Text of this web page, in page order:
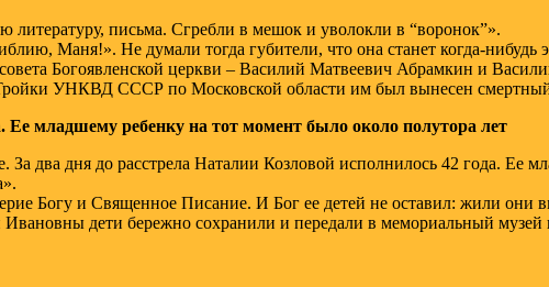
письма. Сгребли в мешок и уволокли в “воронок”».
Маня!». Не думали тогда губители, что она станет когда-нибудь
Богоявленской церкви – Василий Матвеевич Абрамкин и
УНКВД СССР по Московской области им был вынесен
Ее младшему ребенку на тот момент было около полутора лет
За два дня до расстрела Наталии Козловой исполнилось 42 года. Ее
Богу и Священное Писание. И Бог ее детей не оставил: жили они
дети бережно сохранили и передали в мемориальный музей